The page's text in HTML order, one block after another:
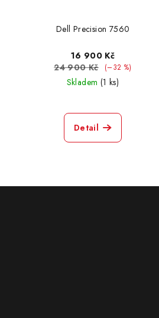
Dell Precision 7560
16 900 Kč
24 900 Kč
(–32 %)
Skladem (1 ks)
Detail